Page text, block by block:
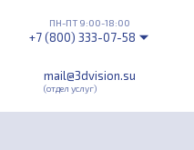
mail@3dvision.su
(отдел услуг)
ПН-ПТ 9:00-18:00
+7 (800) 333-07-58